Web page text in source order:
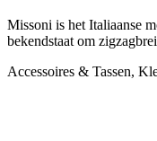
Missoni is het Italiaanse
bekendstaat om
Accessoires & Tassen,